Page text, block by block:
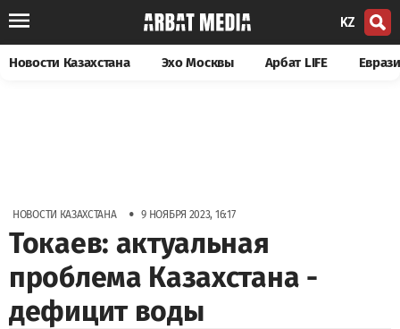
KZ
Новости Казахстана Эхо Москвы Арбат LIFE
НОВОСТИ КАЗАХСТАНА • 9 НОЯБРЯ 2023, 16:17
Токаев: актуальная
проблема Казахстана -
дефицит воды